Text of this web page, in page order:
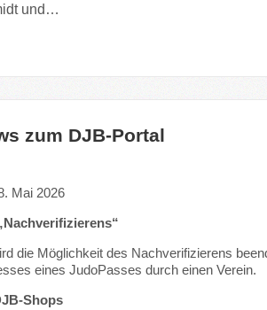
und…
zum DJB-Portal
Mai 2026
die Möglichkeit des Nachverifizierens
eines JudoPasses durch einen Verein.
Shops